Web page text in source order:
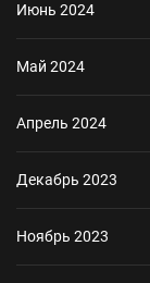
Июнь 2024
Май 2024
Апрель 2024
Декабрь 2023
Ноябрь 2023